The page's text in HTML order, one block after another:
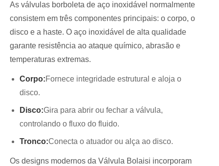
As válvulas borboleta de aço inoxidável normalmente
consistem em três componentes principais: o corpo, o
disco e a haste. O aço inoxidável de alta qualidade
garante resistência ao ataque químico, abrasão e
temperaturas extremas.
Corpo:Fornece integridade estrutural e aloja o
disco.
Disco:Gira para abrir ou fechar a válvula,
controlando o fluxo do fluido.
Tronco:Conecta o atuador ou alça ao disco.
Os designs modernos da Válvula Bolaisi incorporam